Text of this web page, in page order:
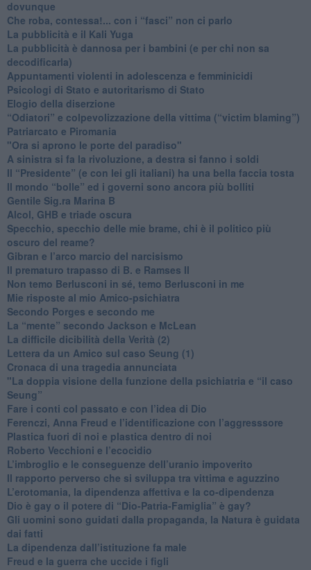
dovunque
​Che roba, contessa!... con i “fasci” non ci parlo
La pubblicità e il Kali Yuga
​La pubblicità è dannosa per i bambini (e per chi non sa
decodificarla)
​Appuntamenti violenti in adolescenza e femminicidi
​Psicologi di Stato e autoritarismo di Stato
Elogio della diserzione
“Odiatori” e colpevolizzazione della vittima (“victim blaming”)
​Patriarcato e Piromania
"Ora si aprono le porte del paradiso"
​A sinistra si fa la rivoluzione, a destra si fanno i soldi
​Il “Presidente” (e con lei gli italiani) ha una bella faccia tosta
​Il mondo “bolle” ed i governi sono ancora più bolliti
​Gentile Sig.ra Marina B
​Alcol, GHB e triade oscura
​Specchio, specchio delle mie brame, chi è il politico più
oscuro del reame?
​Gibran e l’arco marcio del narcisismo
​Il prematuro trapasso di B. e Ramses II
​Non temo Berlusconi in sé, temo Berlusconi in me
​Mie risposte al mio Amico-psichiatra
​Secondo Porges e secondo me
​La “mente” secondo Jackson e McLean
La difficile dicibilità della Verità (2)
​Lettera da un Amico sul caso Seung (1)
​Cronaca di una tragedia annunciata
"​La doppia visione della funzione della psichiatria e “il caso
Seung”
​Fare i conti col passato e con l’idea di Dio
​Ferenczi, Anna Freud e l’identificazione con l’aggresssore
Plastica fuori di noi e plastica dentro di noi
​Roberto Vecchioni e l’ecocidio
​L’imbroglio e le conseguenze dell’uranio impoverito
​Il rapporto perverso che si sviluppa tra vittima e aguzzino
L’erotomania, la dipendenza affettiva e la co-dipendenza
​Dio è gay o il potere di “Dio-Patria-Famiglia” è gay?
​Gli uomini sono guidati dalla propaganda, la Natura è guidata
dai fatti
La dipendenza dall’istituzione fa male
​Freud e la guerra che uccide i figli